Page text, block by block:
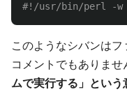
#!/usr/bin/perl -w
このようなシバンは
コメントでもありませ
ムで実行する」とい